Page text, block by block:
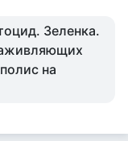
Зеленка.
на